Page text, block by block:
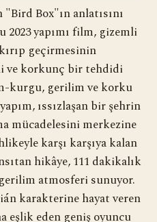
Box"ın anlatısını
2023 yapımı film, gizemli
geçirmesinin
ve korkunç bir tehdidi
kurgu, gerilim ve korku
ıssızlaşan bir şehrin
mücadelesini merkezine
karşı karşıya kalan
hikâye, 111 dakikalık
atmosferi sunuyor.
karakterine hayat veren
eşlik eden geniş oyuncu